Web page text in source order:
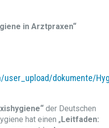
in Arztpraxen“
dokumente/
der Deutschen
hat einen „Leitfaden: